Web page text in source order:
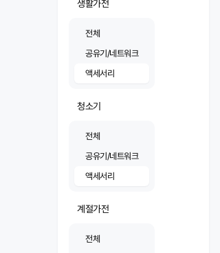
생활가전
전체
공유기/네트워크
액세서리
청소기
전체
공유기/네트워크
액세서리
계절가전
전체